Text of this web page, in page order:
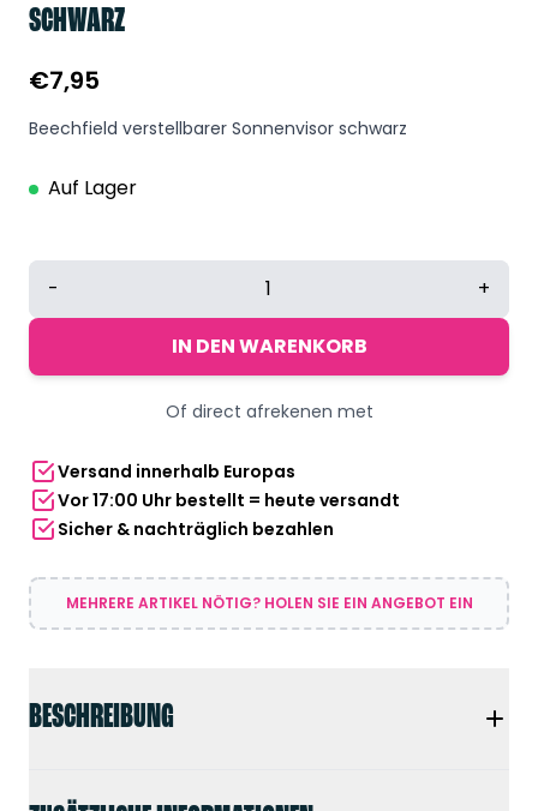
BESCHREIBUNG
SCHWARZ
€7,95
Beechfield verstellbarer Sonnenvisor schwarz
Auf Lager
Beechfield
Sonnenvisor
- +
IN DEN WARENKORB
Of direct afrekenen met
Versand innerhalb Europas
Vor 17:00 Uhr bestellt = heute versandt
Sicher & nachträglich bezahlen
MEHRERE ARTIKEL NÖTIG? HOLEN SIE EIN ANGEBOT EIN